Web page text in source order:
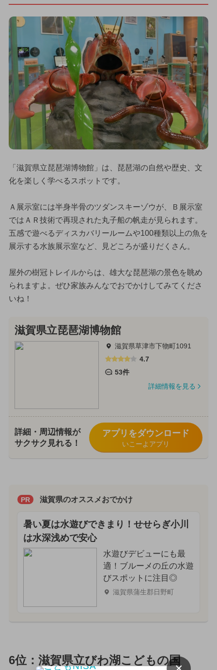
「滋賀県立琵琶湖博物館」は、琵琶湖の自然や歴史、文
化を楽しく学べるスポットです。
Ａ展示室には半身半骨のツダンスキーゾウが、Ｂ展示室
ではＡＲ技術で再現された丸子船の帆走が見られます。
五感で遊べるディスカバリールームや100種類以上の魚を
展示する水族展示室など、見どころが盛りだくさん。
屋外の樹冠トレイルからは、雄大な琵琶湖の景色を眺め
られますよ。ぜひ家族みんなでおでかけしてみてくださ
いね！
滋賀県立琵琶湖博物館
滋賀県草津市下物町1091
4.7
53件
詳細情報を見る
詳細・周辺情報が
サクサク見れる！
アプリをダウンロード
いこーよアプリ
PR 滋賀県のオススメおでかけ
暑い夏は水遊びできまり！せせらぎ小川
は水深浅めで安心
水遊びデビューにも最
適！ブルーメの丘の水遊
びスポットに注目◎
滋賀県蒲生郡日野町
6位：滋賀県立びわ湖こどもの国